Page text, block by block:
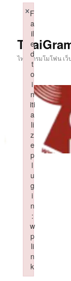
ไทยแกรมโมโฟน เว็
F
a
il
e
d
t
o
i
n
iti
a
li
z
e
p
l
u
g
i
n
:
w
p
li
n
k
×
Failed to